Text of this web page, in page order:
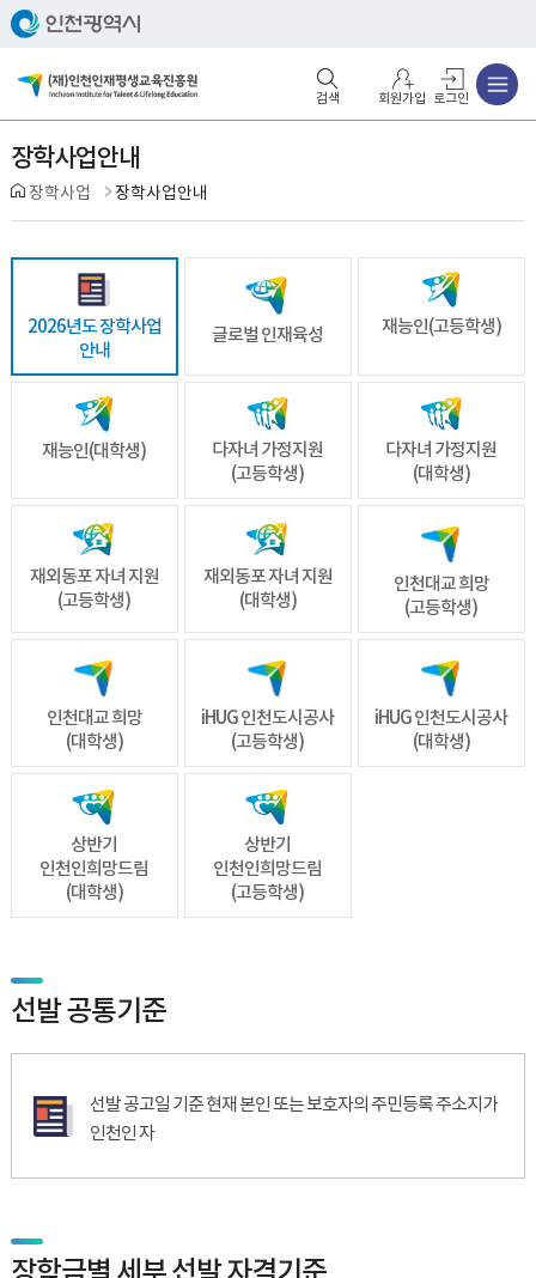
회원가입 로그인
장학사업안내
장학사업 장학사업안내
2026년도 장학사업
안내
글로벌 인재육성 재능인(고등학생)
재능인(대학생)
다자녀 가정지원
(고등학생)
다자녀 가정지원
(대학생)
재외동포 자녀 지원
(고등학생)
재외동포 자녀 지원
(대학생)
인천대교 희망
(고등학생)
인천대교 희망
(대학생)
iHUG 인천도시공사
(고등학생)
iHUG 인천도시공사
(대학생)
상반기
인천인희망드림
(대학생)
상반기
인천인희망드림
(고등학생)
선발 공통기준
선발 공고일 기준 현재 본인 또는 보호자의 주민등록 주소지가
인천인 자